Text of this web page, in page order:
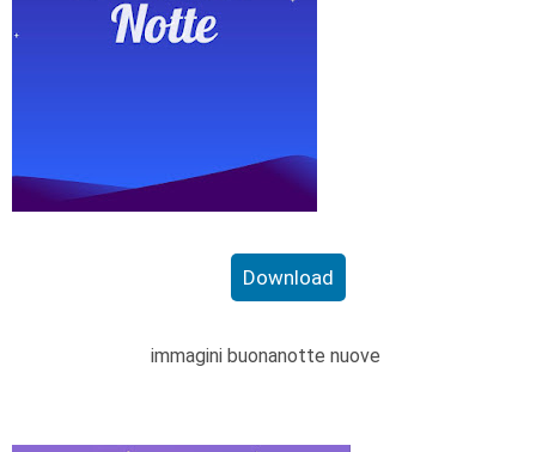
Download
immagini buonanotte nuove